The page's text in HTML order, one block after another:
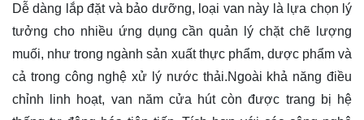
Dễ dàng lắp đặt và bảo dưỡng, loại van này là lựa chọn lý
tưởng cho nhiều ứng dụng cần quản lý chặt chẽ lượng
muối, như trong ngành sản xuất thực phẩm, dược phẩm và
cả trong công nghệ xử lý nước thải.Ngoài khả năng điều
chỉnh linh hoạt, van năm cửa hút còn được trang bị hệ